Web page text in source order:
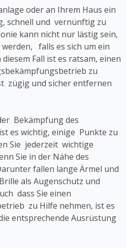
oder an Ihrem Haus ein
schnell und vernünftig zu
kann nicht nur lästig sein,
falls es sich um ein
Fall ist es ratsam, einen
zu
zügig und sicher entfernen
Bekämpfung des
es wichtig, einige Punkte zu
Sie jederzeit wichtige
Sie in der Nähe des
fallen lange Ärmel und
als Augenschutz und
dass Sie einen
zu Hilfe nehmen, ist es
entsprechende Ausrüstung